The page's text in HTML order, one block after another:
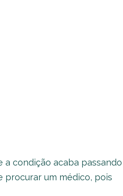
a condição acaba passando
procurar um médico, pois